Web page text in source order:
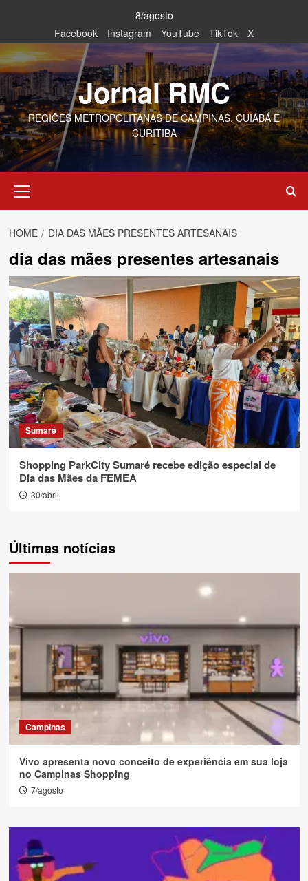
content
8/agosto
Facebook
Instagram YouTube TikTok X
Jornal RMC
REGIÕES METROPOLITANAS DE CAMPINAS, CUIABÁ E
CURITIBA
Menu
HOME DIA DAS MÃES PRESENTES ARTESANAIS
dia das mães presentes artesanais
Sumaré
Shopping ParkCity Sumaré recebe edição especial de
Dia das Mães da FEMEA
30/abril
Últimas notícias
Campinas
Vivo apresenta novo conceito de experiência em sua loja
no Campinas Shopping
7/agosto